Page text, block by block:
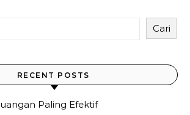
Cari
RECENT POSTS
Paling Efektif